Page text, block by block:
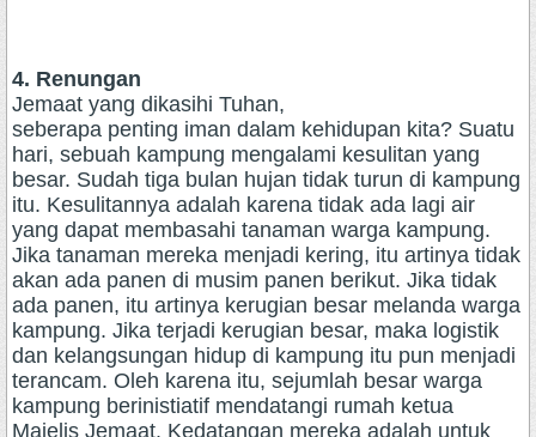
4. Renungan
Jemaat yang dikasihi Tuhan,
seberapa penting iman dalam kehidupan kita? Suatu
hari, sebuah kampung mengalami kesulitan yang
besar. Sudah tiga bulan hujan tidak turun di kampung
itu. Kesulitannya adalah karena tidak ada lagi air
yang dapat membasahi tanaman warga kampung.
Jika tanaman mereka menjadi kering, itu artinya tidak
akan ada panen di musim panen berikut. Jika tidak
ada panen, itu artinya kerugian besar melanda warga
kampung. Jika terjadi kerugian besar, maka logistik
dan kelangsungan hidup di kampung itu pun menjadi
terancam. Oleh karena itu, sejumlah besar warga
kampung berinistiatif mendatangi rumah ketua
Majelis Jemaat. Kedatangan mereka adalah untuk